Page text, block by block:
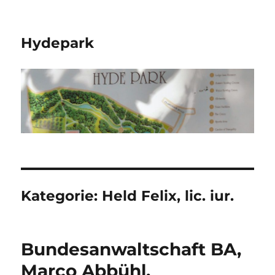
Hydepark
Kategorie: Held Felix, lic. iur.
Bundesanwaltschaft BA,
Marco Abbühl,